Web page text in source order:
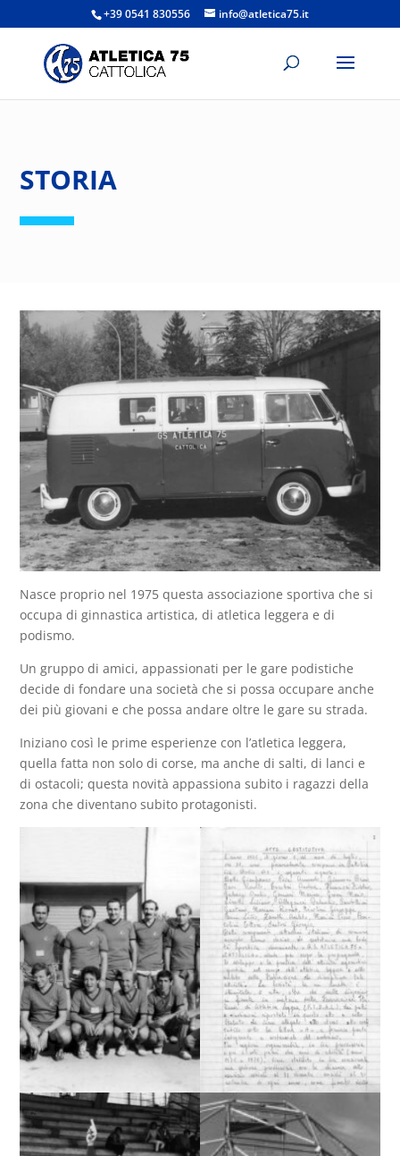
+39 0541 830556 info@atletica75.it
STORIA
Nasce proprio nel 1975 questa associazione sportiva che si
occupa di ginnastica artistica, di atletica leggera e di
podismo.
Un gruppo di amici, appassionati per le gare podistiche
decide di fondare una società che si possa occupare anche
dei più giovani e che possa andare oltre le gare su strada.
Iniziano così le prime esperienze con l’atletica leggera,
quella fatta non solo di corse, ma anche di salti, di lanci e
di ostacoli; questa novità appassiona subito i ragazzi della
zona che diventano subito protagonisti.